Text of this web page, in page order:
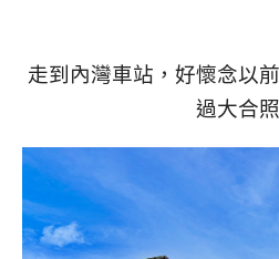
走到內灣車站，好懷念以
過大合照